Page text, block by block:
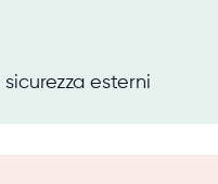
esterni